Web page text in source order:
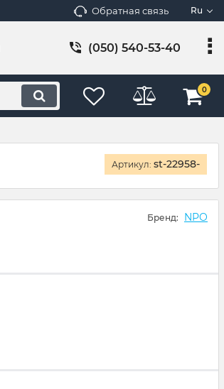
Обратная связь Ru
(050) 540-53-40
0
Артикул: st-22958-
Бренд: NPO